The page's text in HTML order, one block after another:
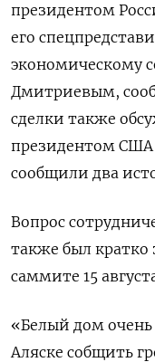
президентом
его
экономическому
Дмитриевым,
сделки также
президентом
сообщили два
Вопрос
также был кратко
саммите 15
«Белый дом
Аляске собщить